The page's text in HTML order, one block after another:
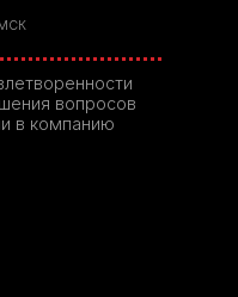
МСК
вопросов
в компанию